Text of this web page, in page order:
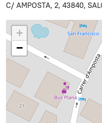
C/ AMPOSTA, 2, 43840,
+
−